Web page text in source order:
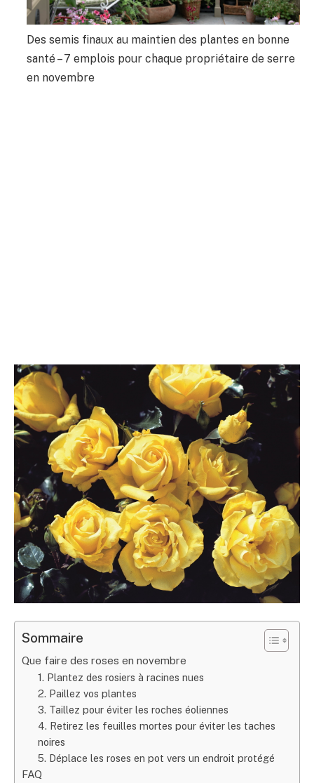
Des semis finaux au maintien des plantes en bonne
santé – 7 emplois pour chaque propriétaire de serre
en novembre
Sommaire
Que faire des roses en novembre
1. Plantez des rosiers à racines nues
2. Paillez vos plantes
3. Taillez pour éviter les roches éoliennes
4. Retirez les feuilles mortes pour éviter les taches
noires
5. Déplace les roses en pot vers un endroit protégé
FAQ